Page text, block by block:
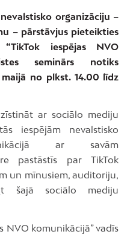
organizāciju –
– pārstāvjus pieteikties
“TikTok iespējas NVO
seminārs notiks
maijā no plkst. 14.00 līdz
ar sociālo mediju
iespējām nevalstisko
ar savām
pastāstīs par TikTok
un mīnusiem, auditoriju,
šajā sociālo mediju
NVO komunikācijā” vadīs